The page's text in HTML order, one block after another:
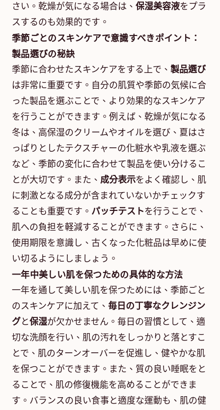
さい。乾燥が気になる場合は、 保湿美容液をプラ
スするのも効果的です。
季節ごとのスキンケアで意識すべきポイント：
製品選びの秘訣
季節に合わせたスキンケアをする上で、 製品選び
は非常に重要です。自分の肌質や季節の気候に合
った製品を選ぶことで、より効果的なスキンケア
を行うことができます。例えば、乾燥が気になる
冬は、高保湿のクリームやオイルを選び、夏はさ
っぱりとしたテクスチャーの化粧水や乳液を選ぶ
など、季節の変化に合わせて製品を使い分けるこ
とが大切です。また、 成分表示をよく確認し、肌
に刺激となる成分が含まれていないかチェックす
ることも重要です。 パッチテストを行うことで、
肌への負担を軽減することができます。さらに、
使用期限を意識し、古くなった化粧品は早めに使
い切るようにしましょう。
一年中美しい肌を保つための具体的な方法
一年を通して美しい肌を保つためには、季節ごと
のスキンケアに加えて、 毎日の丁寧なクレンジン
グと保湿が欠かせません。毎日の習慣として、適
切な洗顔を行い、肌の汚れをしっかりと落とすこ
とで、肌のターンオーバーを促進し、健やかな肌
を保つことができます。また、質の良い睡眠をと
ることで、肌の修復機能を高めることができま
す。バランスの良い食事と適度な運動も、肌の健